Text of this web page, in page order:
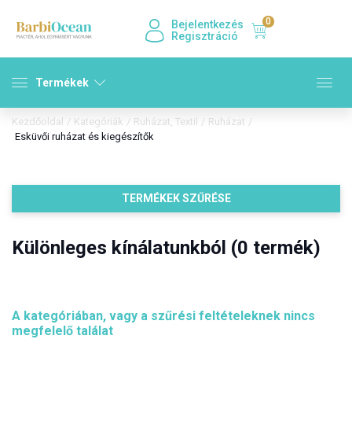
Bejelentkezés
Regisztráció
0
Termékek
Kezdőoldal / Kategóriák / Ruházat, Textil / Ruházat /
Esküvői ruházat és kiegészítők
TERMÉKEK SZŰRÉSE
Különleges kínálatunkból (0 termék)
A kategóriában, vagy a szűrési feltételeknek nincs
megfelelő találat